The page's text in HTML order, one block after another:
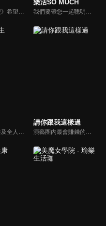
樂活SO MUCH
結合醫療專業及全人關懷的新型態節目，主持人黃瑽寧醫師親訪家庭，跨領域醫療顧問團全方位檢視，提供最完整、實用和正確的資訊來守護孩子的健康。
請你跟我這樣過
演藝圈內最會賺錢的侯昌明，以親身經歷教你理財；採訪經歷豐沛的黃文華，把所見所聞通通報你哉。不論是理財知識、兩性問題、生活資訊，完全貼近市井小民的所需所求，保證讓你生活過更好！